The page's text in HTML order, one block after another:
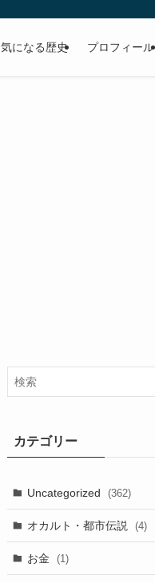
気になる歴史 プロフィール
カテゴリー
Uncategorized (362)
オカルト・都市伝説 (4)
お金 (1)